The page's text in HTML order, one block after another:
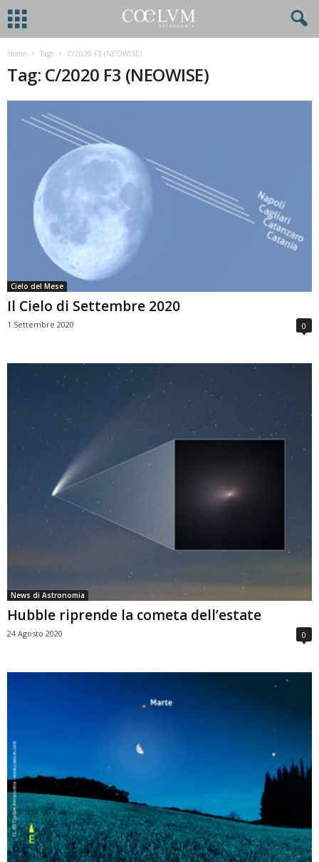
Home Tags C/2020 F3 (NEOWISE)
Tag: C/2020 F3 (NEOWISE)
Cielo del Mese
Il Cielo di Settembre 2020
1 Settembre 2020 0
News di Astronomia
Hubble riprende la cometa dell’estate
24 Agosto 2020 0